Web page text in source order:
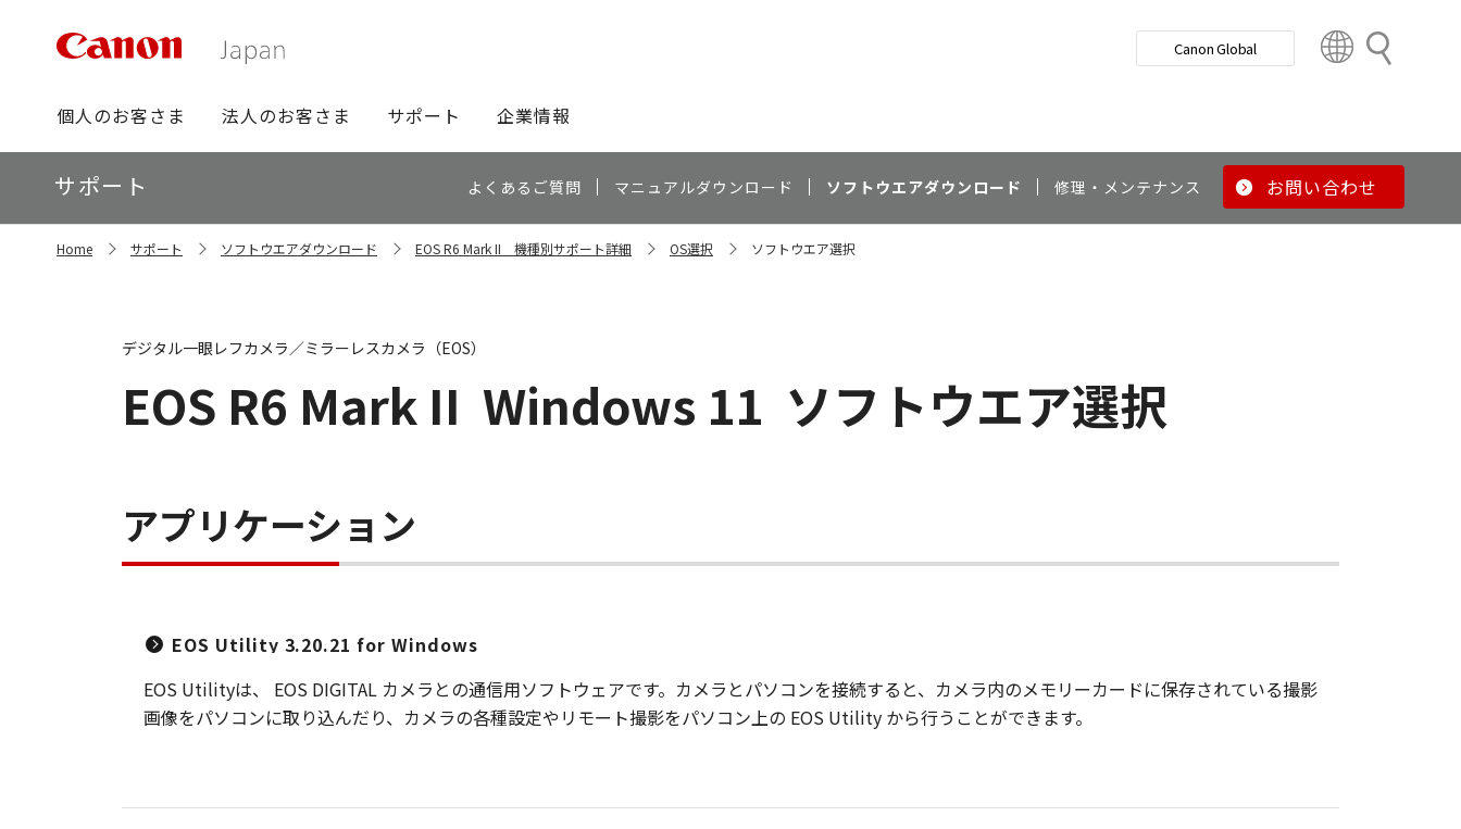
検
グ
ロ
ー
バ
ビ
個人のお客さま 法人のお客さま サポート 企業情報
Canon Global
t
y
ロ
ー
カ
ル
サポート よくあるご質問 マニュアルダウンロード ソフトウエアダウンロード 修理・メンテナンス お問い合わせ
Home サポート ソフトウエアダウンロード EOS R6 Mark II 機種別サポート詳細 OS選択 ソフトウエア選択
EOS R6 Mark II Windows 11 ソフトウエア選択
デジタル一眼レフカメラ／ミラーレスカメラ（EOS）
アプリケーション
EOS Utility 3.20.21 for Windows
EOS Utilityは、 EOS DIGITAL カメラとの通信用ソフトウェアです。カメラとパソコンを接続すると、カメラ内のメモリーカードに保存されている撮影
画像をパソコンに取り込んだり、カメラの各種設定やリモート撮影をパソコン上の EOS Utility から行うことができます。